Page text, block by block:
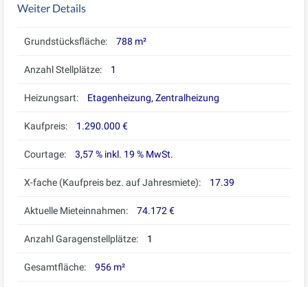
Weiter Details
Grundstücksfläche: 788 m²
Anzahl Stellplätze: 1
Heizungsart: Etagenheizung, Zentralheizung
Kaufpreis: 1.290.000 €
Courtage: 3,57 % inkl. 19 % MwSt.
X-fache (Kaufpreis bez. auf Jahresmiete): 17.39
Aktuelle Mieteinnahmen: 74.172 €
Anzahl Garagenstellplätze: 1
Gesamtfläche: 956 m²